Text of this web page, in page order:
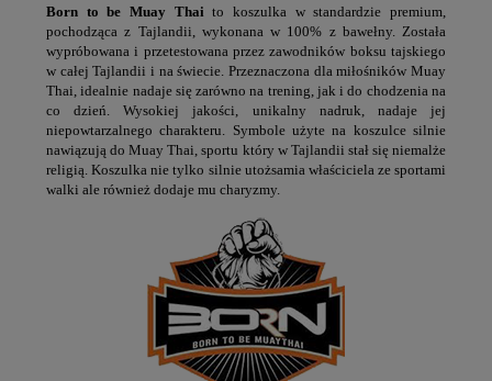
Born to be Muay Thai to koszulka w standardzie premium,
pochodząca z Tajlandii, wykonana w 100% z bawełny. Została
wypróbowana i przetestowana przez zawodników boksu tajskiego
w całej Tajlandii i na świecie. Przeznaczona dla miłośników Muay
Thai, idealnie nadaje się zarówno na trening, jak i do chodzenia na
co dzień. Wysokiej jakości, unikalny nadruk, nadaje jej
niepowtarzalnego charakteru. Symbole użyte na koszulce silnie
nawiązują do Muay Thai, sportu który w Tajlandii stał się niemalże
religią. Koszulka nie tylko silnie utożsamia właściciela ze sportami
walki ale również dodaje mu charyzmy.